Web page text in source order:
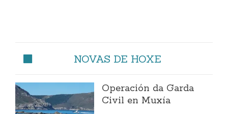
NOVAS DE HOXE
Operación da Garda
Civil en Muxía